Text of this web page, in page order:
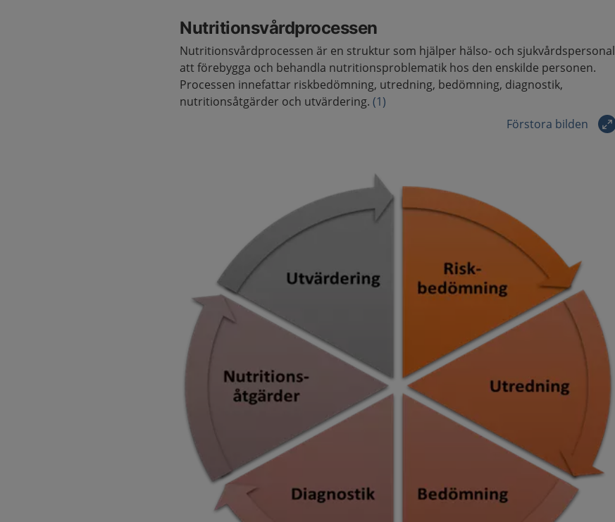
Nutritionsvårdprocessen
Nutritionsvårdprocessen är en struktur som hjälper hälso- och sjukvårdspersonal
att förebygga och behandla nutritionsproblematik hos den enskilde personen.
Processen innefattar riskbedömning, utredning, bedömning, diagnostik,
nutritionsåtgärder och utvärdering.(1)
Förstora bilden